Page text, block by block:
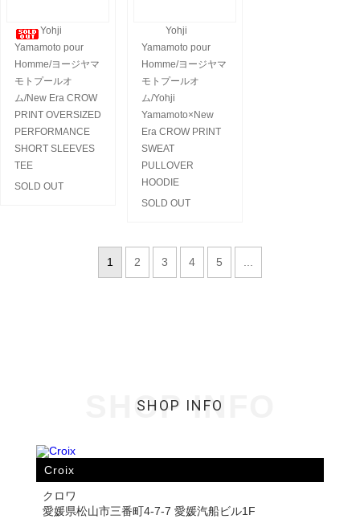
Yohji
Yamamoto pour
Homme/ヨージヤマ
モトプールオ
ム/New Era CROW
PRINT OVERSIZED
PERFORMANCE
SHORT SLEEVES
TEE
SOLD OUT
Yohji
Yamamoto pour
Homme/ヨージヤマ
モトプールオ
ム/Yohji
Yamamoto×New
Era CROW PRINT
SWEAT
PULLOVER
HOODIE
SOLD OUT
1 2 3 4 5
SHOP INFO
SHOP INFO
Croix
クロワ
愛媛県松山市三番町4-7-7 愛媛汽船ビル1F